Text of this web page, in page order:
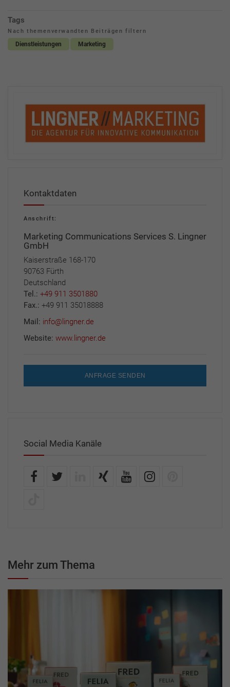
Tags
Nach themenverwandten Beiträgen filtern
Dienstleistungen Marketing
Kontaktdaten
Anschrift:
Marketing Communications Services S. Lingner
GmbH
Kaiserstraße 168-170
90763 Fürth
Deutschland
Tel.: +49 911 3501880
Fax.: +49 911 35018888
Mail: info@lingner.de
Website: www.lingner.de
ANFRAGE SENDEN
Social Media Kanäle
Mehr zum Thema